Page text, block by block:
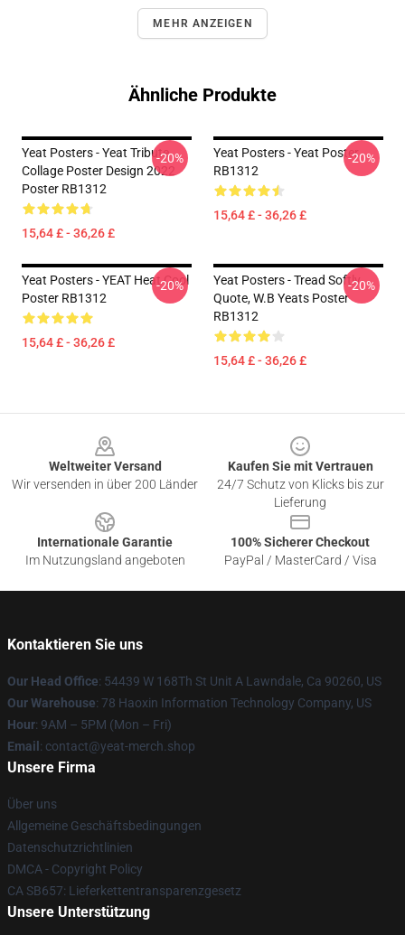
MEHR ANZEIGEN
Ähnliche Produkte
Yeat Posters - Yeat Tribute
Collage Poster Design 2022
Poster RB1312
15,64 £ - 36,26 £
-20%
Yeat Posters - Yeat Poster
RB1312
15,64 £ - 36,26 £
-20%
Yeat Posters - YEAT Heat Cool
Poster RB1312
15,64 £ - 36,26 £
-20%
Yeat Posters - Tread Softly
Quote, W.B Yeats Poster
RB1312
15,64 £ - 36,26 £
-20%
Weltweiter Versand
Wir versenden in über 200 Länder
Kaufen Sie mit Vertrauen
24/7 Schutz von Klicks bis zur
Lieferung
Internationale Garantie
Im Nutzungsland angeboten
100% Sicherer Checkout
PayPal / MasterCard / Visa
Kontaktieren Sie uns
Our Head Office: 54439 W 168Th St Unit A Lawndale, Ca 90260, US
Our Warehouse: 78 Haoxin Information Technology Company, US
Hour: 9AM – 5PM (Mon – Fri)
Email : contact@yeat-merch.shop
Unsere Firma
Über uns
Allgemeine Geschäftsbedingungen
Datenschutzrichtlinien
DMCA - Copyright Policy
CA SB657: Lieferkettentransparenzgesetz
Unsere Unterstützung